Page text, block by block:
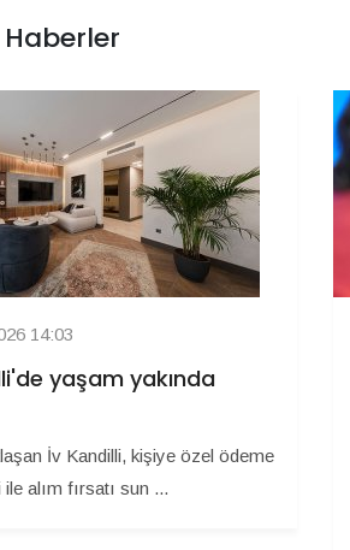
Haberler
14:03
yaşam yakında
İv Kandilli, kişiye özel ödeme
alım fırsatı sun ...